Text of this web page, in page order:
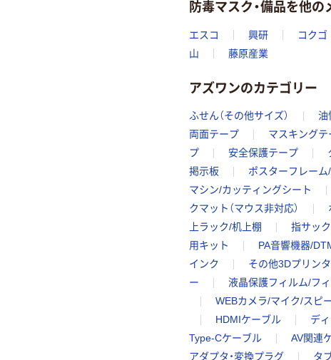
防毒マスク・備品を他
エスコ 興研 コクゴ
山
藤原産業
アズワンのカテゴリー
ふせん（その他サイズ） 油
両面テープ
マスキングテ
プ
安全保護テープ
掲示板
ポスターフレーム
マシン/カッティングシート
クマット（マウス非対応）
上ラック/机上棚
指サック
用キット
PA音響機器/
インク
その他3Dプリン
ー
液晶保護フィルム/フ
WEBカメラ/マイク/スピ
HDMIケーブル
デ
Type-Cケーブル
AV関連
アダプタ・変換プラグ
タ